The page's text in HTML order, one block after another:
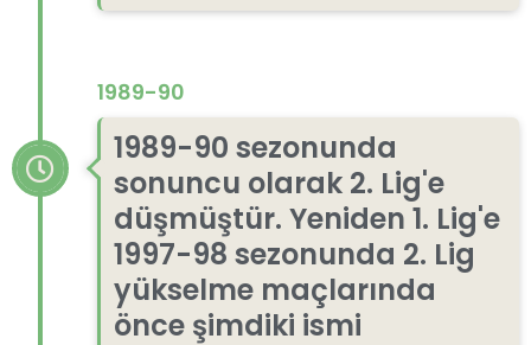
1989-90
1989-90 sezonunda
sonuncu olarak 2. Lig'e
düşmüştür. Yeniden 1. Lig'e
1997-98 sezonunda 2. Lig
yükselme maçlarında
önce şimdiki ismi